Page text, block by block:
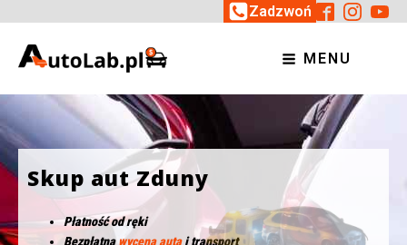
Zadzwoń
MENU
Skup aut Zduny
Płatność od ręki
Bezpłatnawycena autai transport